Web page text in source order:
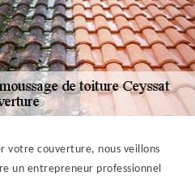
votre couverture, nous veillons
un entrepreneur professionnel